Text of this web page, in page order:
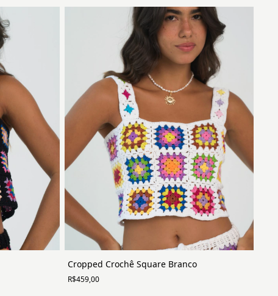
Cropped Crochê Square Branco
R$459,00